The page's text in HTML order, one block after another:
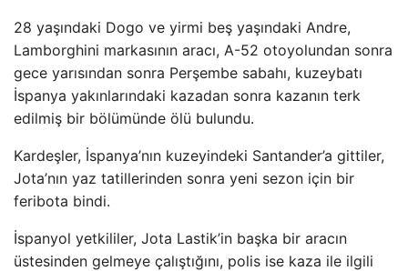
28 yaşındaki Dogo ve yirmi beş yaşındaki Andre,
Lamborghini markasının aracı, A-52 otoyolundan sonra
gece yarısından sonra Perşembe sabahı, kuzeybatı
İspanya yakınlarındaki kazadan sonra kazanın terk
edilmiş bir bölümünde ölü bulundu.
Kardeşler, İspanya’nın kuzeyindeki Santander’a gittiler,
Jota’nın yaz tatillerinden sonra yeni sezon için bir
feribota bindi.
İspanyol yetkililer, Jota Lastik’in başka bir aracın
üstesinden gelmeye çalıştığını, polis ise kaza ile ilgili